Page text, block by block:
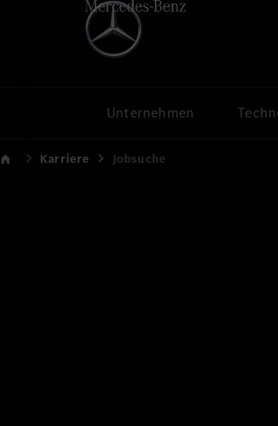
Unternehmen
Karriere Jobsuche